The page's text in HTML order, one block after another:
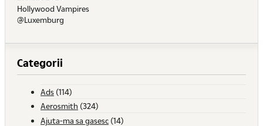
Hollywood Vampires
@Luxemburg
Categorii
Ads (114)
Aerosmith (324)
Ajuta-ma sa gasesc (14)